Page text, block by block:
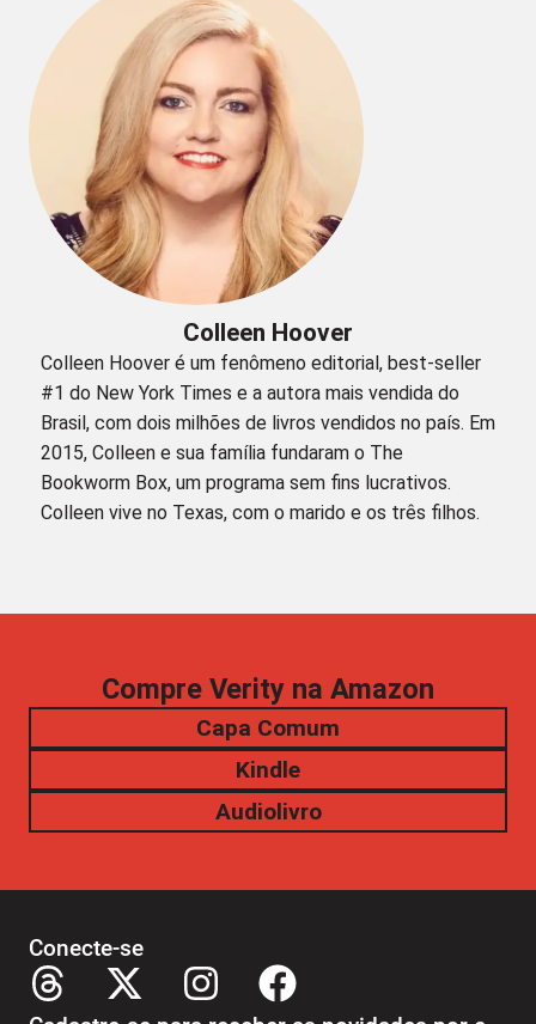
Colleen Hoover
Colleen Hoover é um fenômeno editorial, best-seller
#1 do New York Times e a autora mais vendida do
Brasil, com dois milhões de livros vendidos no país. Em
2015, Colleen e sua família fundaram o The
Bookworm Box, um programa sem fins lucrativos.
Colleen vive no Texas, com o marido e os três filhos.
Compre Verity na Amazon
Capa Comum
Kindle
Audiolivro
Conecte-se